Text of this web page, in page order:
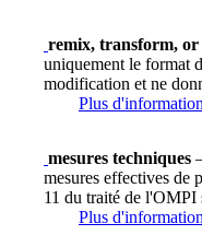
remix, transform,
uniquement le format
modification et ne
Plus
mesures techniques
mesures effectives de
11 du traité de l'OMPI
Plus